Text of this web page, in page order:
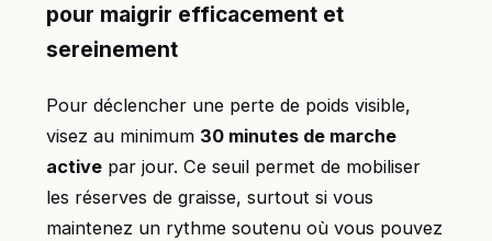
pour maigrir efficacement et
sereinement
Pour déclencher une perte de poids visible,
visez au minimum 30 minutes de marche
active par jour. Ce seuil permet de mobiliser
les réserves de graisse, surtout si vous
maintenez un rythme soutenu où vous pouvez